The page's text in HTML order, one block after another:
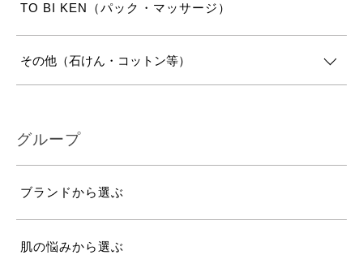
TO BI KEN（パック・マッサージ）
その他（石けん・コットン等）
グループ
ブランドから選ぶ
肌の悩みから選ぶ